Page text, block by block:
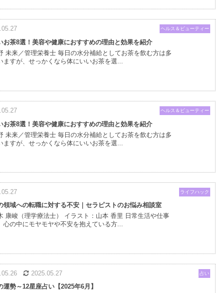
ヘルス＆ビューティー
お茶8選！美容や健康におすすめの理由と効果を紹介
未来／管理栄養士 毎日の水分補給としてお茶を飲む方は多
ますが、せっかくなら体にいいお茶を選...
ヘルス＆ビューティー
お茶8選！美容や健康におすすめの理由と効果を紹介
未来／管理栄養士 毎日の水分補給としてお茶を飲む方は多
ますが、せっかくなら体にいいお茶を選...
ライフハック
領域への転職に対する不安｜セラピストのお悩み相談室
康峻（理学療法士） イラスト：山本 香里 日常生活や仕事
心の中にモヤモヤや不安を抱えている方...
2025.05.27 占い
運勢～12星座占い【2025年6月】